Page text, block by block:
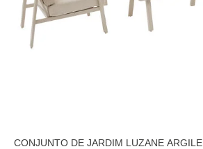
CONJUNTO DE JARDIM LUZANE ARGILE